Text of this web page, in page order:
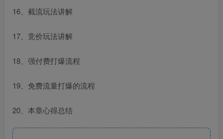
16、截流玩法讲解
17、竞价玩法讲解
18、强付费打爆流程
19、免费流量打爆的流程
20、本章心得总结